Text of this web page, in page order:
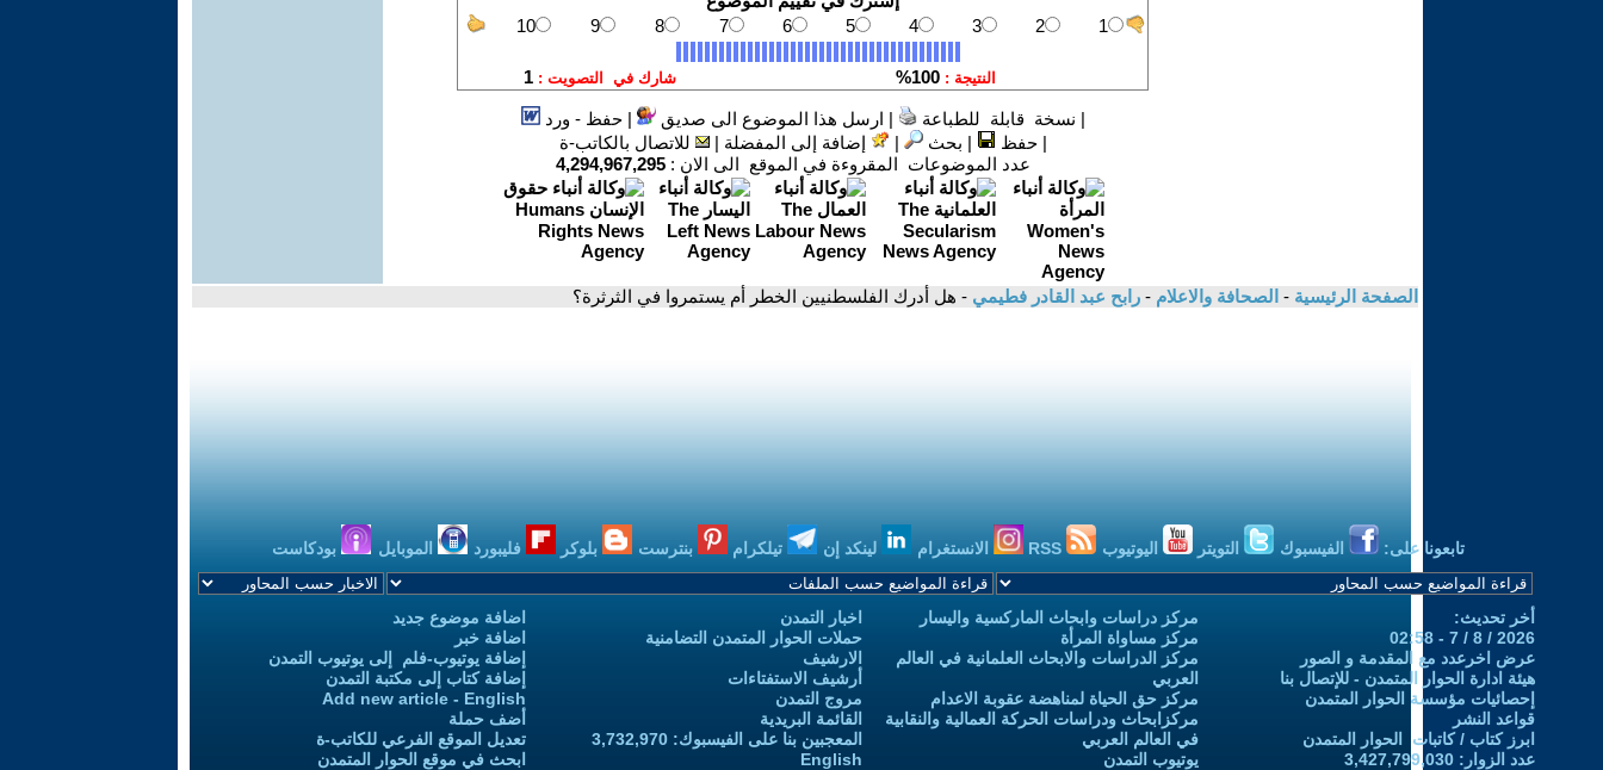
| نسخة قابلة للطباعة | ارسل هذا الموضوع الى صديق |حفظ - ورد
|حفظ | بحث | إضافة إلى المفضلة |
للاتصال بالكاتب-ة
عدد الموضوعات المقروءة في الموقع الى الان : 4,294,967,295
الصفحة الرئيسية - الصحافة والاعلام - رابح عبد القادر فطيمي - هل أدرك الفلسطنيين الخطر أم يستمروا في الثرثرة؟
تابعونا على: الفيسبوك التويتر اليوتيوب الانستغرام لينكد إن تيلكرام بنترست بلوكر فليبورد الموبايل بودكاست
أخر تحديث:
2026 / 8 / 7 - 02:58
عرض اخرعدد مع المقدمة و الصور
هيئة ادارة الحوار المتمدن - للإتصال بنا
إحصائيات مؤسسة الحوار المتمدن
قواعد النشر
ابرز كتاب / كاتبات الحوار المتمدن
عدد الزوار: 3,427,799,030
مركز دراسات وابحاث الماركسية واليسار
مركز مساواة المرأة
مركز الدراسات والابحاث العلمانية في العالم
العربي
مركز حق الحياة لمناهضة عقوبة الاعدام
مركزابحاث ودراسات الحركة العمالية والنقابية
في العالم العربي
يوتيوب التمدن
اخبار التمدن
حملات الحوار المتمدن التضامنية
الارشيف
أرشيف الاستفتاءات
مروج التمدن
القائمة البريدية
المعجبين بنا على الفيسبوك: 3,732,970
English
اضافة موضوع جديد
اضافة خبر
إضافة يوتيوب-فلم إلى يوتيوب التمدن
إضافة كتاب إلى مكتبة التمدن
Add new article - English
أضف حملة
تعديل الموقع الفرعي للكاتب-ة
ابحث في موقع الحوار المتمدن